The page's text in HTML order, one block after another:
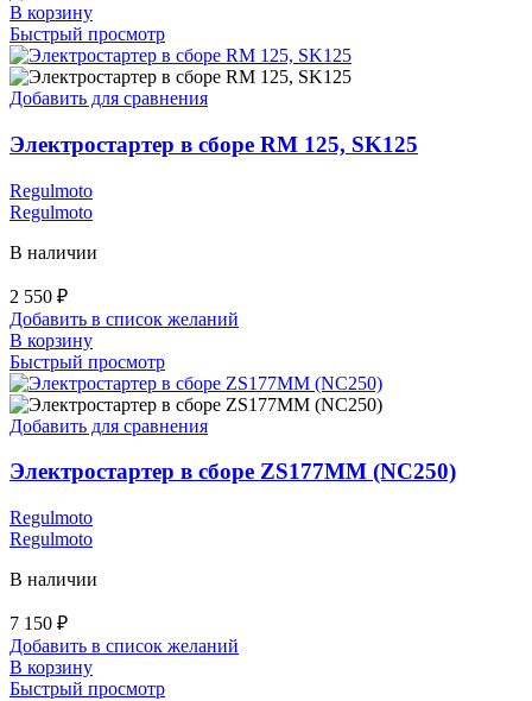
В корзину
Быстрый просмотр
Добавить для сравнения
Электростартер в сборе RM 125, SK125
Regulmoto
Regulmoto
В наличии
2 550 ₽
Добавить в список желаний
В корзину
Быстрый просмотр
Добавить для сравнения
Электростартер в сборе ZS177MM (NC250)
Regulmoto
Regulmoto
В наличии
7 150 ₽
Добавить в список желаний
В корзину
Быстрый просмотр